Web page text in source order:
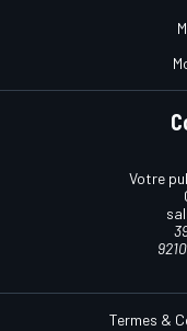
Votre
Termes &